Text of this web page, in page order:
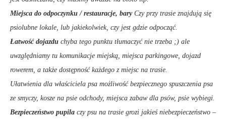
Miejsca do odpoczynku / restauracje, baryCzy przy trasie znajdują się
psiolubne lokale, lub jakiekolwiek, czy jest gdzie odpocząć.
Łatwość dojazdu chyba tego punktu tłumaczyć nie trzeba ;) ale
uwzględniamy tu komunikacje miejską, miejsca parkingowe, dojazd
rowerem, a także dostępność każdego z miejsc na trasie.
Ułatwienia dla właściciela psa możliwość bezpiecznego spuszczenia psa
ze smyczy, kosze na psie odchody, miejsca zabaw dla psów, psie wybiegi.
Bezpieczeństwo pupila czy psu na trasie grozi jakieś niebezpieczeństwo –